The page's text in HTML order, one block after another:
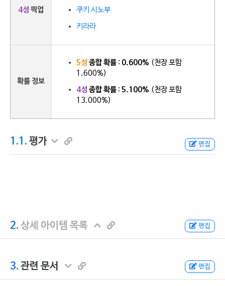
4성픽업 쿠키 시노부
키라라
확률 정보
5성종합 확률: 0.600% (천장 포함
1.600%)
4성종합 확률: 5.100% (천장 포함
13.000%)
1.1. 평가 편집
2. 상세 아이템 목록 편집
3. 관련 문서 편집